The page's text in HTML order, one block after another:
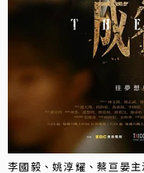
李國毅、姚淳耀、蔡亘晏